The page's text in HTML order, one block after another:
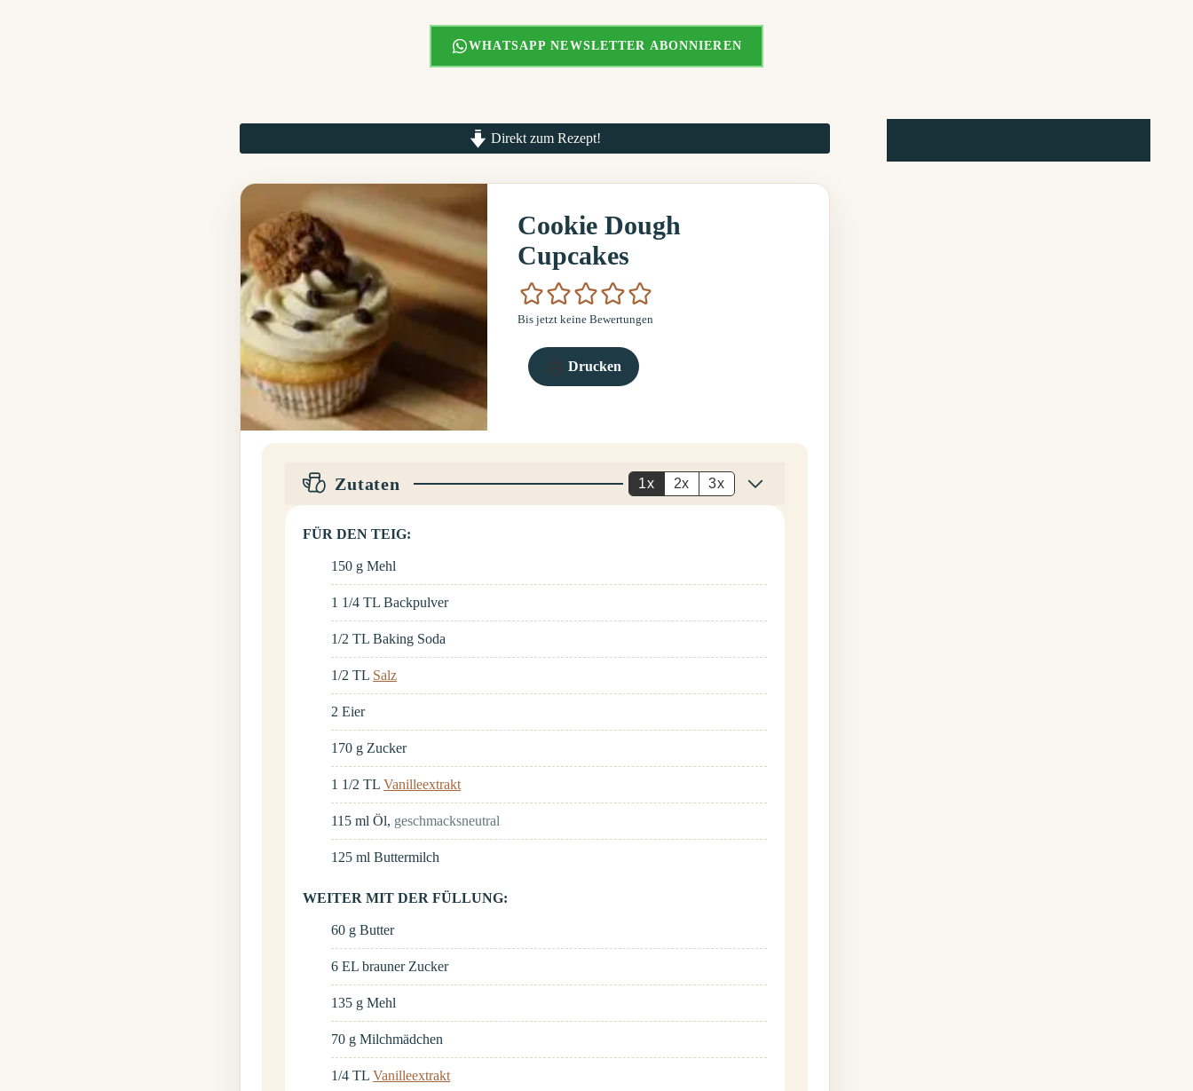
WHATSAPP NEWSLETTER ABONNIEREN
Direkt zum Rezept!
Cookie Dough
Cupcakes
Bis jetzt keine Bewertungen
Drucken
Zutaten 1x 2x 3x
FÜR DEN TEIG:
150 g Mehl
1 1/4 TL Backpulver
1/2 TL Baking Soda
1/2 TL Salz
2 Eier
170 g Zucker
1 1/2 TL Vanilleextrakt
115 ml Öl, geschmacksneutral
125 ml Buttermilch
WEITER MIT DER FÜLLUNG:
60 g Butter
6 EL brauner Zucker
135 g Mehl
70 g Milchmädchen
1/4 TL Vanilleextrakt